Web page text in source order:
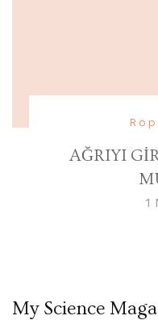
AĞRIYI
1
My Science